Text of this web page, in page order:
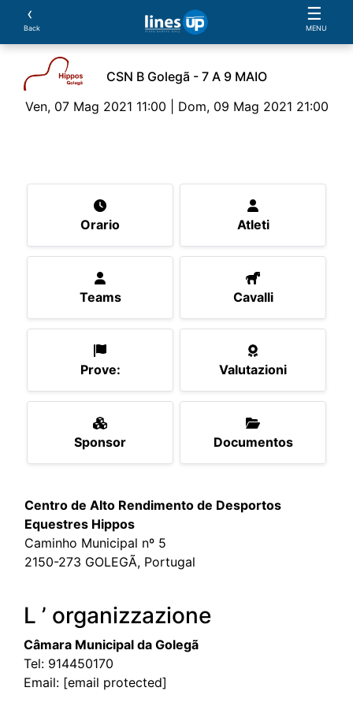
‹
Back
☰
MENU
CSN B Golegã - 7 A 9 MAIO
Ven, 07 Mag 2021 11:00 | Dom, 09 Mag 2021 21:00
Orario Atleti
Teams Cavalli
Prove: Valutazioni
Sponsor Documentos
Centro de Alto Rendimento de Desportos
Equestres Hippos
Caminho Municipal nº 5
2150-273 GOLEGÃ, Portugal
L ’ organizzazione
Câmara Municipal da Golegã
Tel: 914450170
Email: [email protected]